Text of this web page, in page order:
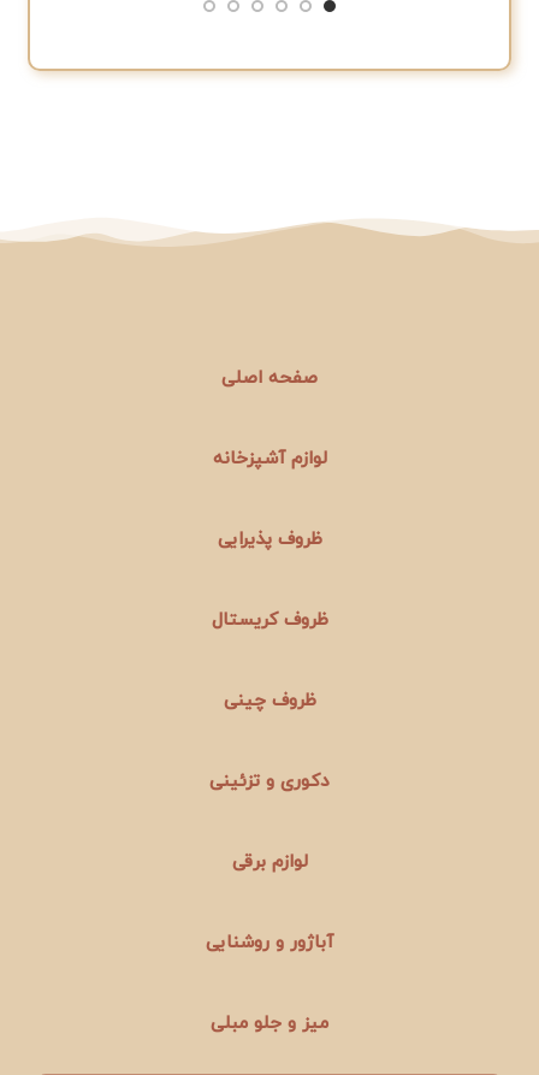
صفحه اصلی
لوازم آشپزخانه
ظروف پذیرایی
ظروف کریستال
ظروف چینی
دکوری و تزئینی
لوازم برقی
آباژور و روشنایی
میز و جلو مبلی